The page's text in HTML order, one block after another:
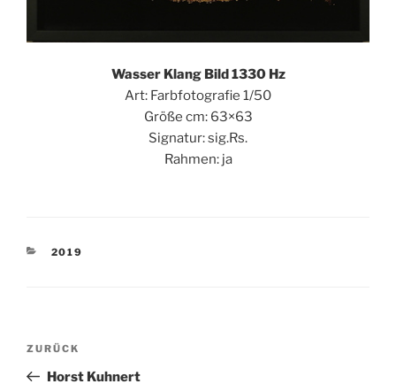
Wasser Klang Bild 1330 Hz
Art: Farbfotografie 1/50
Größe cm: 63×63
Signatur: sig.Rs.
Rahmen: ja
KATEGORIEN
2019
Beitragsnavigation
Vorheriger
Beitrag
ZURÜCK
Horst Kuhnert